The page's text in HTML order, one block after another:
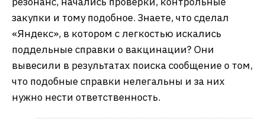
закупки и тому подобное. Знаете, что сделал
«Яндекс», в котором с легкостью искались
поддельные справки о вакцинации? Они
вывесили в результатах поиска сообщение о том,
что подобные справки нелегальны и за них
нужно нести ответственность.